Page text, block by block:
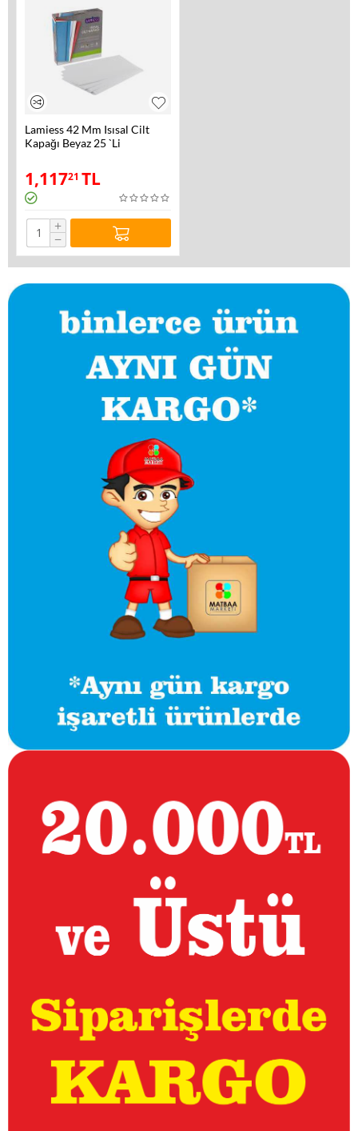
Lamiess 42 Mm Isısal Cilt
Kapağı Beyaz 25 `Li
1,11721 TL
+
−